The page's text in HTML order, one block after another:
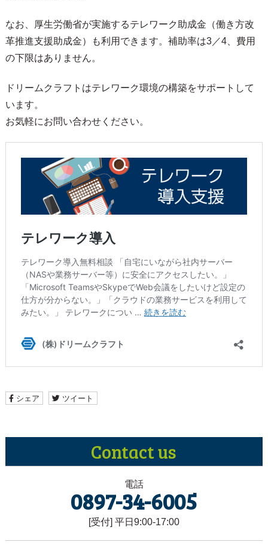
なお、厚生労働省が実施するテレワーク助成金（働き方改
革推進支援助成金）も利用できます。補助率は3／4、費用
の下限はありません。
ドリームクラフトはテレワーク環境の構築をサポートして
います。
お気軽にお問い合わせください。
シェア ツイート
Contactus
電話
0897-34-6005
[受付] 平日9:00-17:00